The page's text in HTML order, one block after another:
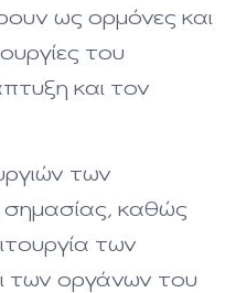
ως ορμόνες και
του
και τον
των
σημασίας, καθώς
των
των οργάνων του